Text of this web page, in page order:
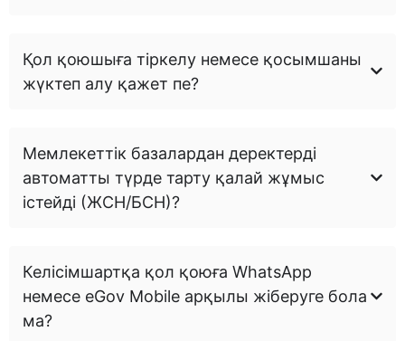
Қол қоюшыға тіркелу немесе қосымшаны
жүктеп алу қажет пе?
Мемлекеттік базалардан деректерді
автоматты түрде тарту қалай жұмыс
істейді (ЖСН/БСН)?
Келісімшартқа қол қоюға WhatsApp
немесе eGov Mobile арқылы жіберуге бола
ма?